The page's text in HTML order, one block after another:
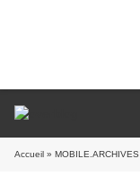
Accueil » MOBILE.ARCHIVES